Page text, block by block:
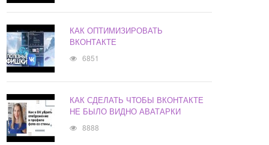
КАК ОПТИМИЗИРОВАТЬ
ВКОНТАКТЕ
6851
КАК СДЕЛАТЬ ЧТОБЫ ВКОНТАКТЕ
НЕ БЫЛО ВИДНО АВАТАРКИ
8888